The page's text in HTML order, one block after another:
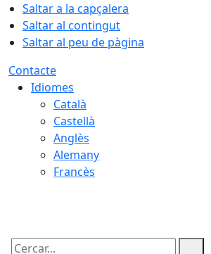
Saltar a la capçalera
Saltar al contingut
Saltar al peu de pàgina
Contacte
Idiomes
Català
Castellà
Anglès
Alemany
Francès